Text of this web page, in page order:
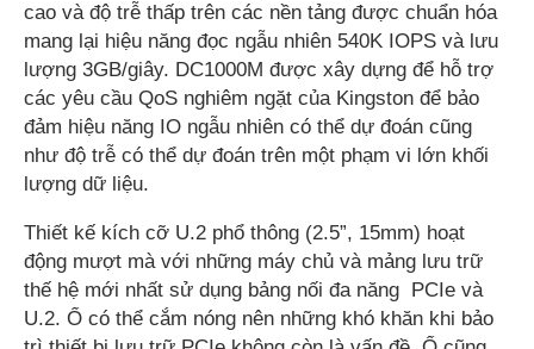
cao và độ trễ thấp trên các nền tảng được chuẩn hóa
mang lại hiệu năng đọc ngẫu nhiên 540K IOPS và lưu
lượng 3GB/giây. DC1000M được xây dựng để hỗ trợ
các yêu cầu QoS nghiêm ngặt của Kingston để bảo
đảm hiệu năng IO ngẫu nhiên có thể dự đoán cũng
như độ trễ có thể dự đoán trên một phạm vi lớn khối
lượng dữ liệu.
Thiết kế kích cỡ U.2 phổ thông (2.5”, 15mm) hoạt
động mượt mà với những máy chủ và mảng lưu trữ
thế hệ mới nhất sử dụng bảng nối đa năng PCIe và
U.2. Ổ có thể cắm nóng nên những khó khăn khi bảo